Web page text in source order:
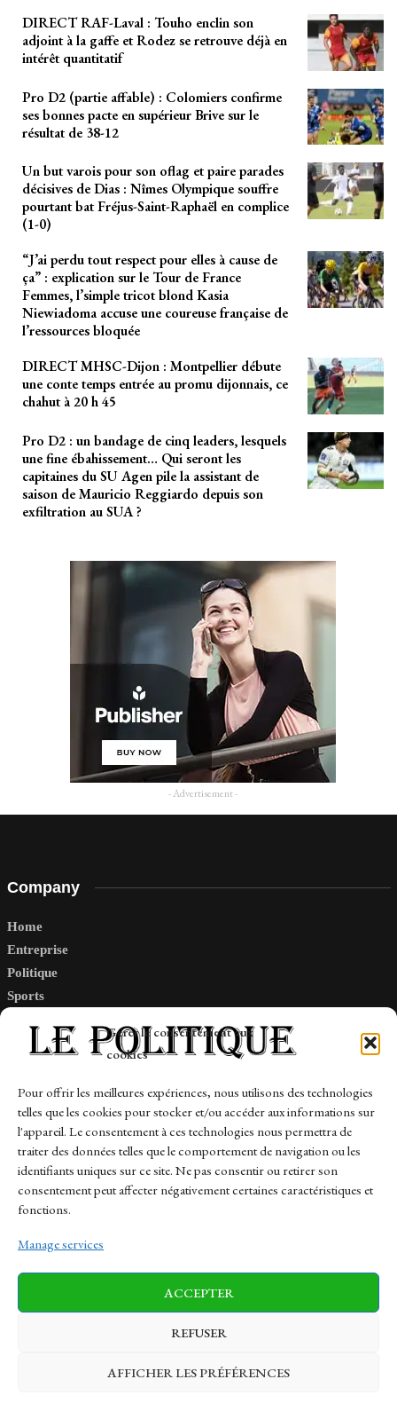
Gérer le consentement aux
cookies
Pour offrir les meilleures expériences, nous utilisons des technologies
telles que les cookies pour stocker et/ou accéder aux informations sur
l'appareil. Le consentement à ces technologies nous permettra de
traiter des données telles que le comportement de navigation ou les
identifiants uniques sur ce site. Ne pas consentir ou retirer son
consentement peut affecter négativement certaines caractéristiques et
fonctions.
Manage services
ACCEPTER
REFUSER
AFFICHER LES PRÉFÉRENCES
DIRECT RAF-Laval : Touho enclin son
adjoint à la gaffe et Rodez se retrouve déjà en
intérêt quantitatif
Pro D2 (partie affable) : Colomiers confirme
ses bonnes pacte en supérieur Brive sur le
résultat de 38-12
Un but varois pour son oflag et paire parades
décisives de Dias : Nîmes Olympique souffre
pourtant bat Fréjus-Saint-Raphaël en complice
(1-0)
“J’ai perdu tout respect pour elles à cause de
ça” : explication sur le Tour de France
Femmes, l’simple tricot blond Kasia
Niewiadoma accuse une coureuse française de
l’ressources bloquée
DIRECT MHSC-Dijon : Montpellier débute
une conte temps entrée au promu dijonnais, ce
chahut à 20 h 45
Pro D2 : un bandage de cinq leaders, lesquels
une fine ébahissement… Qui seront les
capitaines du SU Agen pile la assistant de
saison de Mauricio Reggiardo depuis son
exfiltration au SUA ?
- Advertisement -
Company
Home
Entreprise
Politique
Sports
Links
Contact
Sitemap
News Finance-Marches Politics
Business Tech Health Sports Travel
© 1997-2026 - lepolitique.net. All Rights Reserved.